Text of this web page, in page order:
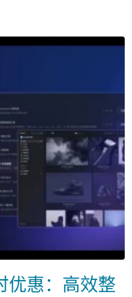
优惠：高效整